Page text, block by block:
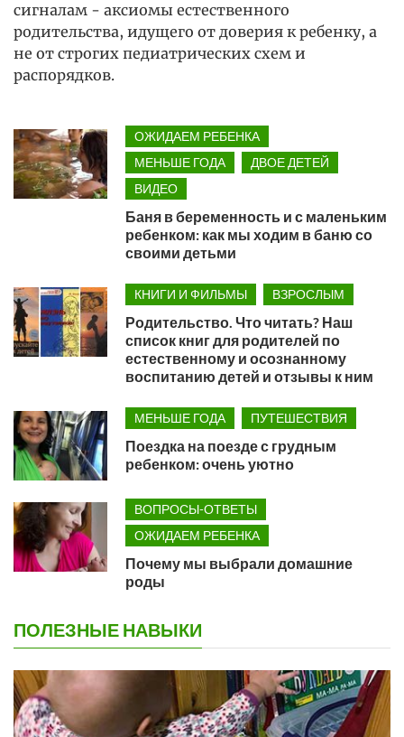
сигналам - аксиомы естественного
родительства, идущего от доверия к ребенку, а
не от строгих педиатрических схем и
распорядков.
ОЖИДАЕМ РЕБЕНКА
МЕНЬШЕ ГОДА
ДВОЕ ДЕТЕЙ
ВИДЕО
Баня в беременность и с маленьким
ребенком: как мы ходим в баню со
своими детьми
КНИГИ И ФИЛЬМЫ ВЗРОСЛЫМ
Родительство. Что читать? Наш
список книг для родителей по
естественному и осознанному
воспитанию детей и отзывы к ним
МЕНЬШЕ ГОДА ПУТЕШЕСТВИЯ
Поездка на поезде с грудным
ребенком: очень уютно
ВОПРОСЫ-ОТВЕТЫ
ОЖИДАЕМ РЕБЕНКА
Почему мы выбрали домашние
роды
ПОЛЕЗНЫЕ НАВЫКИ